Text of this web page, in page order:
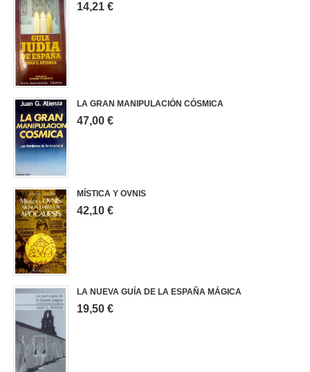
14,21 €
LA GRAN MANIPULACIÓN CÓSMICA
47,00 €
MÍSTICA Y OVNIS
42,10 €
LA NUEVA GUÍA DE LA ESPAÑA MÁGICA
19,50 €